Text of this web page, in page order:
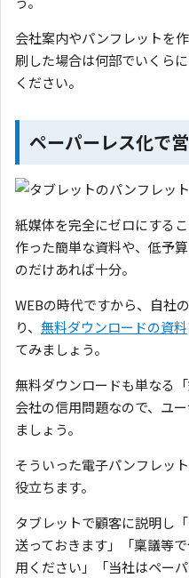
会社案内やパンフレットを
刷した場合は何部でいくら
ください。
ペーパーレス化で
紙媒体を完全にゼロにする
作った簡単な資料や、低予
のだけあれば十分。
WEBの時代ですから、自社
り、 無料ダウンロードの資料
てみましょう。
無料ダウンロードも単なる
会社の信用問題なので、ユ
ましょう。
そういった電子パンフレッ
役立ちます。
タブレットで顧客に説明し
送っておきます」「稟議等
用ください」「当社はペー